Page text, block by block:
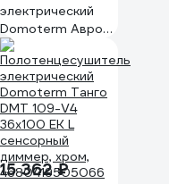
электрический
Domoterm Аврора
DMT 109-6 40x80
EKTD R сенсорный
диммер, хром,
4680419504472
15 362 ₽